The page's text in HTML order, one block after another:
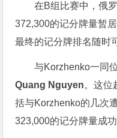
在B组比赛中，俄
372,300的记分牌量暂
最终的记分牌排名随时
与Korzhenko一同
Quang Nguyen。这位
括与Korzhenko的几次
323,000的记分牌量成功